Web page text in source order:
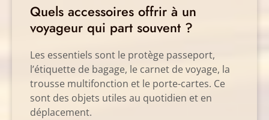
Quels accessoires offrir à un
voyageur qui part souvent ?
Les essentiels sont le protège passeport,
l’étiquette de bagage, le carnet de voyage, la
trousse multifonction et le porte-cartes. Ce
sont des objets utiles au quotidien et en
déplacement.